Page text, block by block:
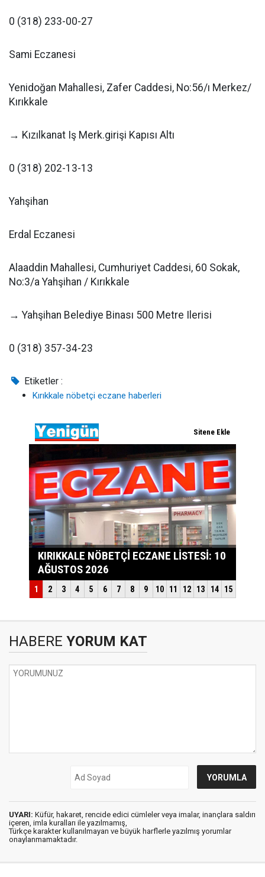
0 (318) 233-00-27
Sami Eczanesi
Yenidoğan Mahallesi, Zafer Caddesi, No:56/ı Merkez/
Kırıkkale
→ Kızılkanat Iş Merk.girişi Kapısı Altı
0 (318) 202-13-13
Yahşihan
Erdal Eczanesi
Alaaddin Mahallesi, Cumhuriyet Caddesi, 60 Sokak,
No:3/a Yahşihan / Kırıkkale
→ Yahşihan Belediye Binası 500 Metre Ilerisi
0 (318) 357-34-23
Etiketler :
Kırıkkale nöbetçi eczane haberleri
HABERE YORUM KAT
UYARI: Küfür, hakaret, rencide edici cümleler veya imalar, inançlara saldırı
içeren, imla kuralları ile yazılmamış,
Türkçe karakter kullanılmayan ve büyük harflerle yazılmış yorumlar
onaylanmamaktadır.